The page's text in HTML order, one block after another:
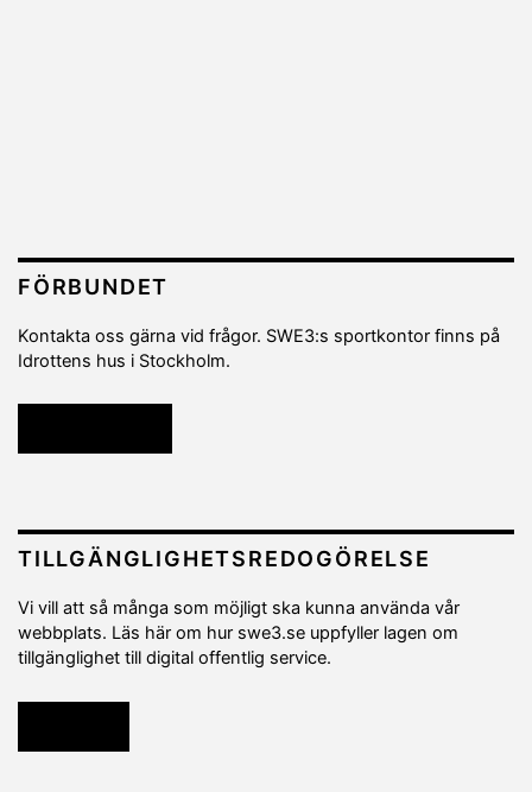
FÖRBUNDET
Kontakta oss gärna vid frågor. SWE3:s sportkontor finns på
Idrottens hus i Stockholm.
TILLGÄNGLIGHETSREDOGÖRELSE
Vi vill att så många som möjligt ska kunna använda vår
webbplats. Läs här om hur swe3.se uppfyller lagen om
tillgänglighet till digital offentlig service.